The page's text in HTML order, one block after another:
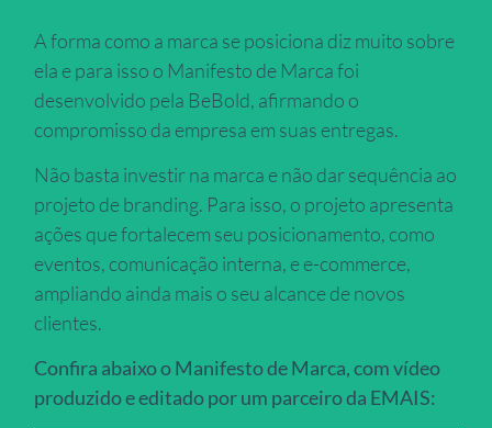
A forma como a marca se posiciona diz muito sobre
ela e para isso o Manifesto de Marca foi
desenvolvido pela BeBold, afirmando o
compromisso da empresa em suas entregas.
Não basta investir na marca e não dar sequência ao
projeto de branding. Para isso, o projeto apresenta
ações que fortalecem seu posicionamento, como
eventos, comunicação interna, e e-commerce,
ampliando ainda mais o seu alcance de novos
clientes.
Confira abaixo o Manifesto de Marca, com vídeo
produzido e editado por um parceiro da EMAIS: